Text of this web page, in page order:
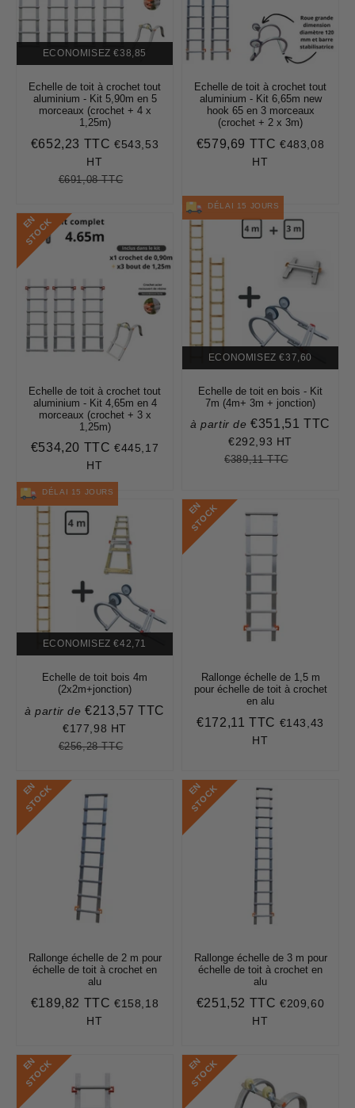
ECONOMISEZ €38,85
Echelle de toit à crochet tout
aluminium - Kit 5,90m en 5
morceaux (crochet + 4 x
1,25m)
Prix
€652,23 TTC €652,23
€543,53
HT
Prix
€691,08 TTC€691,08
Echelle de toit à crochet tout
aluminium - Kit 6,65m new
hook 65 en 3 morceaux
(crochet + 2 x 3m)
Prix
€579,69 TTC €579,69
€483,08
HT
E
N
S
T
O
C
K
Echelle de toit à crochet tout
aluminium - Kit 4,65m en 4
morceaux (crochet + 3 x
1,25m)
Prix
€534,20 TTC €534,20
€445,17
HT
DÉLAI 15 JOURS
ECONOMISEZ €37,60
Echelle de toit en bois - Kit
7m (4m+ 3m + jonction)
à partir dePrix
réduit
€351,51 TTC
€351,51
€292,93 HT
Prix
€389,11 TTC€389,11
DÉLAI 15 JOURS
ECONOMISEZ €42,71
Echelle de toit bois 4m
(2x2m+jonction)
à partir dePrix
réduit
€213,57 TTC
€213,57
€177,98 HT
Prix
€256,28 TTC€256,28
E
N
S
T
O
C
K
Rallonge échelle de 1,5 m
pour échelle de toit à crochet
en alu
Prix
€172,11 TTC €172,11
€143,43
HT
E
N
S
T
O
C
K
Rallonge échelle de 2 m pour
échelle de toit à crochet en
alu
Prix
€189,82 TTC €189,82
€158,18
HT
E
N
S
T
O
C
K
Rallonge échelle de 3 m pour
échelle de toit à crochet en
alu
Prix
€251,52 TTC €251,52
€209,60
HT
E
N
S
T
O
C
K E
N
S
T
O
C
K